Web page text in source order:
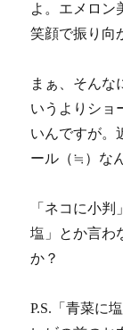
よ。エメロン
笑顔で振り向
まぁ、そんな
いうよりショ
いんですが。
ール（≒）な
「ネコに小
塩」とか言わ
か？
P.S.「青菜に